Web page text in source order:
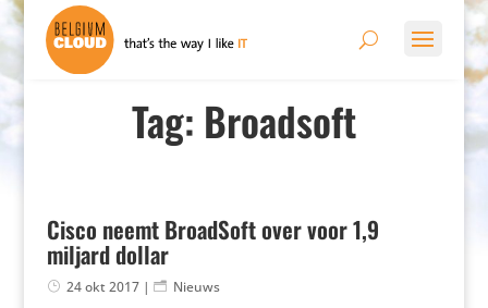
Tag: Broadsoft
Cisco neemt BroadSoft over voor 1,9
miljard dollar
24 okt 2017| Nieuws